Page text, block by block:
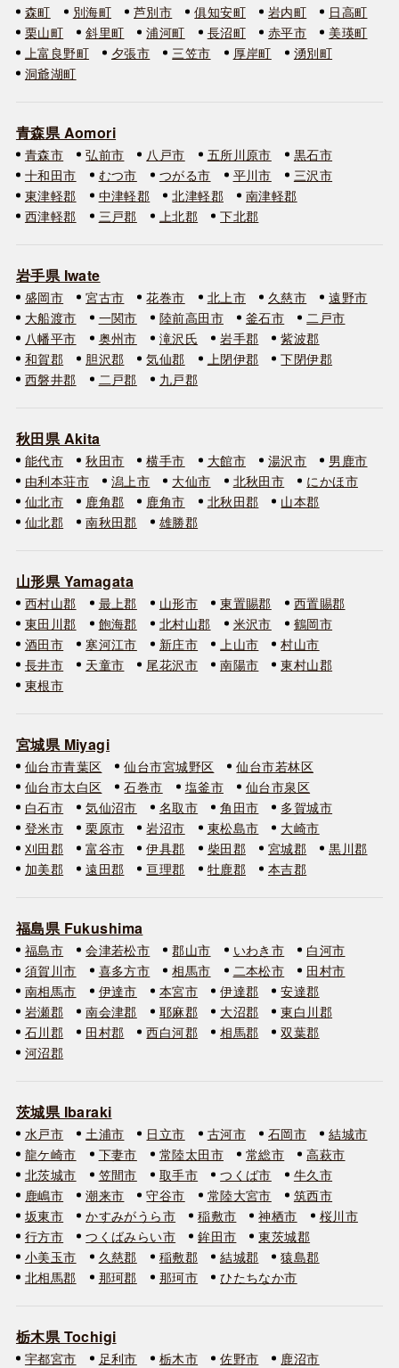
森町 別海町 芦別市 俱知安町 岩内町
日高町
栗山町
斜里町 浦河町 長沼町 赤平市
美瑛町
上富良野町
夕張市 三笠市 厚岸町
湧別町
洞爺湖町
青森県 Aomori
青森市 弘前市 八戸市 五所川原市
黒石市
十和田市
むつ市 つがる市 平川市
三沢市
東津軽郡
中津軽郡 北津軽郡
南津軽郡
西津軽郡
三戸郡 上北郡 下北郡
岩手県 Iwate
盛岡市 宮古市 花巻市 北上市 久慈市
遠野市
大船渡市
一関市 陸前高田市 釜石市
二戸市
八幡平市
奥州市 滝沢氏 岩手郡
紫波郡
和賀郡
胆沢郡 気仙郡 上閉伊郡
下閉伊郡
西磐井郡
二戸郡 九戸郡
秋田県 Akita
能代市 秋田市 横手市 大館市 湯沢市
男鹿市
由利本荘市
潟上市 大仙市 北秋田市
にかほ市
仙北市
鹿角郡 鹿角市 北秋田郡
山本郡
仙北郡
南秋田郡 雄勝郡
山形県 Yamagata
西村山郡 最上郡 山形市 東置賜郡
西置賜郡
東田川郡
飽海郡 北村山郡 米沢市
鶴岡市
酒田市
寒河江市 新庄市 上山市
村山市
長井市
天童市 尾花沢市 南陽市
東村山郡
東根市
宮城県 Miyagi
仙台市青葉区 仙台市宮城野区
仙台市若林区
仙台市太白区
石巻市 塩釜市
仙台市泉区
白石市
気仙沼市 名取市 角田市
多賀城市
登米市
栗原市 岩沼市 東松島市
大崎市
刈田郡
富谷市 伊具郡 柴田郡 宮城郡
黒川郡
加美郡
遠田郡 亘理郡 牡鹿郡 本吉郡
福島県 Fukushima
福島市 会津若松市 郡山市 いわき市
白河市
須賀川市
喜多方市 相馬市 二本松市
田村市
南相馬市
伊達市 本宮市 伊達郡
安達郡
岩瀬郡
南会津郡 耶麻郡 大沼郡
東白川郡
石川郡
田村郡 西白河郡 相馬郡
双葉郡
河沼郡
茨城県 Ibaraki
水戸市 土浦市 日立市 古河市 石岡市
結城市
龍ケ崎市
下妻市 常陸太田市 常総市
高萩市
北茨城市
笠間市 取手市 つくば市
牛久市
鹿嶋市
潮来市 守谷市 常陸大宮市
筑西市
坂東市
かすみがうら市 稲敷市 神栖市
桜川市
行方市
つくばみらい市 鉾田市
東茨城郡
小美玉市
久慈郡 稲敷郡 結城郡
猿島郡
北相馬郡
那珂郡 那珂市 ひたちなか市
栃木県 Tochigi
宇都宮市 足利市 栃木市 佐野市
鹿沼市